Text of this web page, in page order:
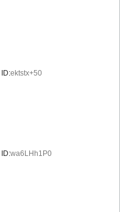
ID:ektstx+50
ID:wa6LHh1P0